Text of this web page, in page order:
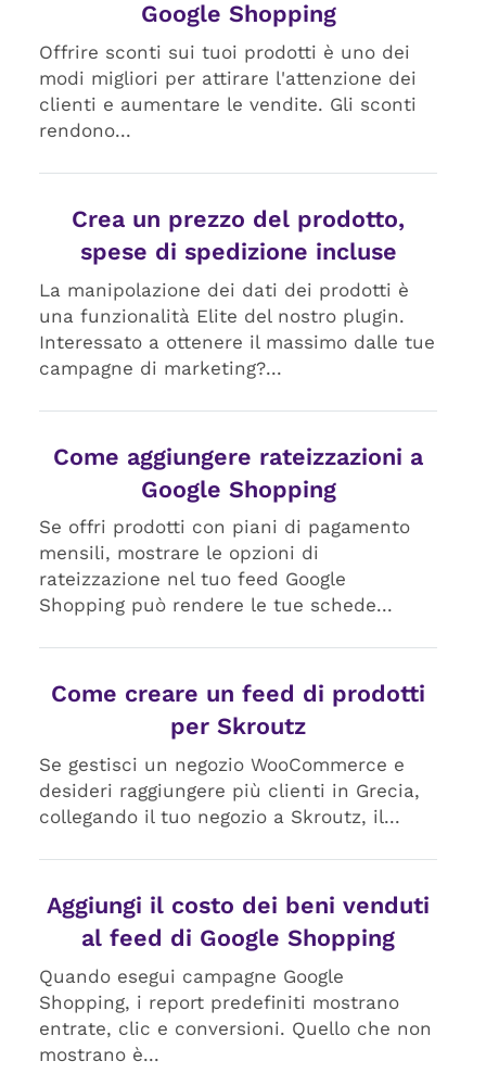
Google Shopping
Offrire sconti sui tuoi prodotti è uno dei
modi migliori per attirare l'attenzione dei
clienti e aumentare le vendite. Gli sconti
rendono...
Crea un prezzo del prodotto,
spese di spedizione incluse
La manipolazione dei dati dei prodotti è
una funzionalità Elite del nostro plugin.
Interessato a ottenere il massimo dalle tue
campagne di marketing?...
Come aggiungere rateizzazioni a
Google Shopping
Se offri prodotti con piani di pagamento
mensili, mostrare le opzioni di
rateizzazione nel tuo feed Google
Shopping può rendere le tue schede...
Come creare un feed di prodotti
per Skroutz
Se gestisci un negozio WooCommerce e
desideri raggiungere più clienti in Grecia,
collegando il tuo negozio a Skroutz, il...
Aggiungi il costo dei beni venduti
al feed di Google Shopping
Quando esegui campagne Google
Shopping, i report predefiniti mostrano
entrate, clic e conversioni. Quello che non
mostrano è...